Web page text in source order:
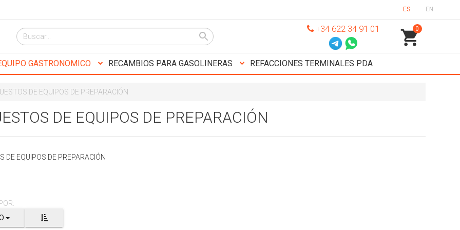
ES EN
+34 622 34 91 01 0
GASTRONOMICO RECAMBIOS PARA GASOLINERAS REFACCIONES TERMINALES PDA
DE EQUIPOS DE PREPARACIÓN
DE EQUIPOS DE PREPARACIÓN
DE EQUIPOS DE PREPARACIÓN